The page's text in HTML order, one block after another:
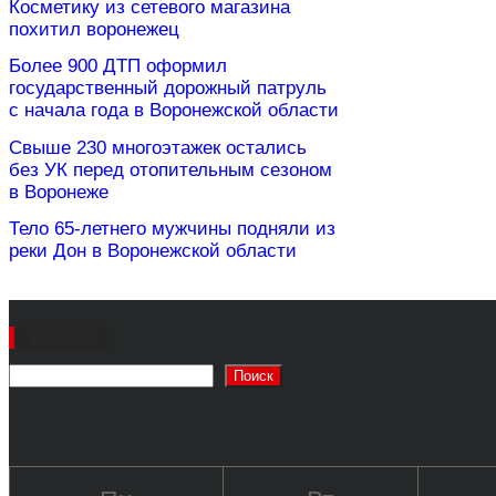
Косметику из сетевого магазина
похитил воронежец
Более 900 ДТП оформил
государственный дорожный патруль
с начала года в Воронежской области
Свыше 230 многоэтажек остались
без УК перед отопительным сезоном
в Воронеже
Тело 65-летнего мужчины подняли из
реки Дон в Воронежской области
Поиск